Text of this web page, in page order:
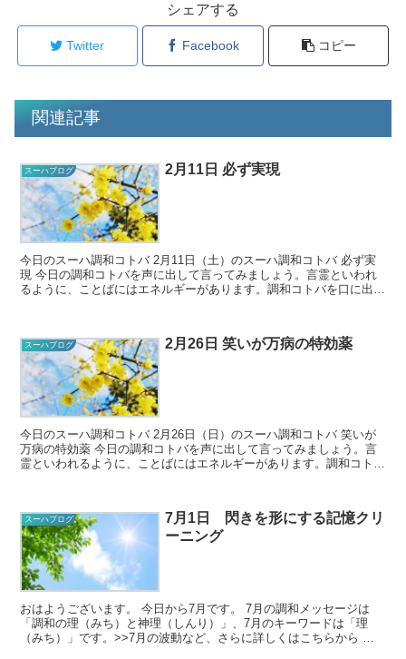
シェアする
Twitter Facebook コピー
関連記事
スーハブログ 2月11日 必ず実現
今日のスーハ調和コトバ 2月11日（土）のスーハ調和コトバ 必ず実
現 今日の調和コトバを声に出して言ってみましょう。言霊といわれ
るように、ことばにはエネルギーがあります。調和コトバを口に出す
スーハブログ 2月26日 笑いが万病の特効薬
今日のスーハ調和コトバ 2月26日（日）のスーハ調和コトバ 笑いが
万病の特効薬 今日の調和コトバを声に出して言ってみましょう。言
霊といわれるように、ことばにはエネルギーがあります。調和コトバ
スーハブログ
7月1日 閃きを形にする記憶クリ
ーニング
おはようございます。 今日から7月です。 7月の調和メッセージは
「調和の理（みち）と神理（しんり）」、7月のキーワードは「理
（みち）」です。>>7月の波動など、さらに詳しくはこちらから そ